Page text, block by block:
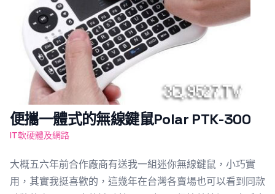
便攜一體式的無線鍵鼠Polar PTK-300
IT軟硬體及網路
大概五六年前合作廠商有送我一組迷你無線鍵鼠，小巧實
用，其實我挺喜歡的，這幾年在台灣各賣場也可以看到同款